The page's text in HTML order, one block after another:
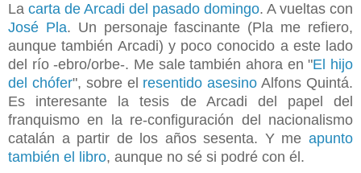
La carta de Arcadi del pasado domingo. A vueltas con
José Pla. Un personaje fascinante (Pla me refiero,
aunque también Arcadi) y poco conocido a este lado
del río -ebro/orbe-. Me sale también ahora en "El hijo
del chófer", sobre el resentido asesino Alfons Quintá.
Es interesante la tesis de Arcadi del papel del
franquismo en la re-configuración del nacionalismo
catalán a partir de los años sesenta. Y me apunto
también el libro, aunque no sé si podré con él.